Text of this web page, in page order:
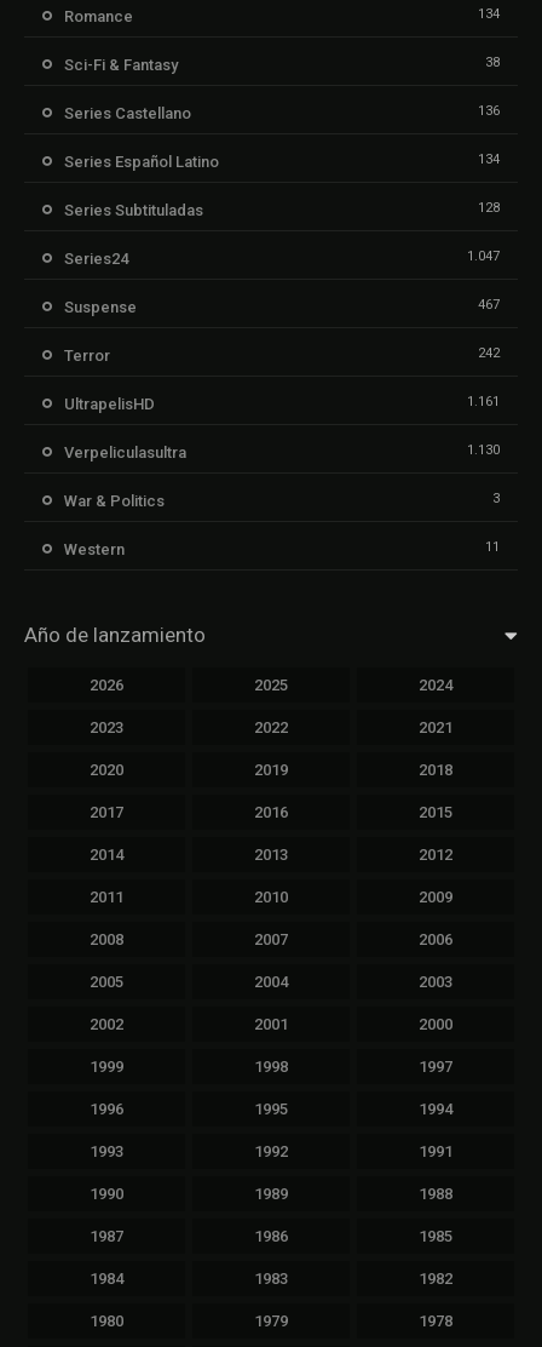
Romance 134
Sci-Fi & Fantasy 38
Series Castellano 136
Series Español Latino 134
Series Subtituladas 128
Series24 1.047
Suspense 467
Terror 242
UltrapelisHD 1.161
Verpeliculasultra 1.130
War & Politics 3
Western 11
Año de lanzamiento
2026 2025 2024
2023 2022 2021
2020 2019 2018
2017 2016 2015
2014 2013 2012
2011 2010 2009
2008 2007 2006
2005 2004 2003
2002 2001 2000
1999 1998 1997
1996 1995 1994
1993 1992 1991
1990 1989 1988
1987 1986 1985
1984 1983 1982
1980 1979 1978